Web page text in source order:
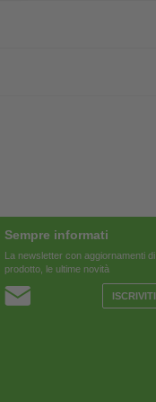
Sempre informati
La newsletter con aggiornamenti di
prodotto, le ultime novità
ISCRIVITI